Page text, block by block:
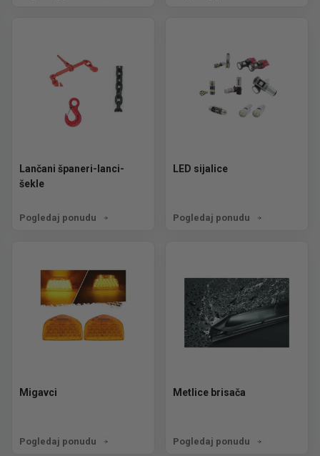
Lančani španeri-lanci-
šekle
Pogledaj ponudu
LED sijalice
Pogledaj ponudu
Migavci
Pogledaj ponudu
Metlice brisača
Pogledaj ponudu